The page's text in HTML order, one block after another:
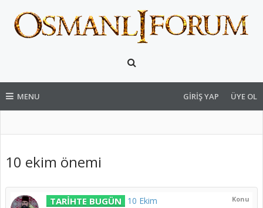
MENU GIRIŞ YAP ÜYE OL
10 ekim önemi
Konu
TARİHTE BUGÜN 10 Ekim